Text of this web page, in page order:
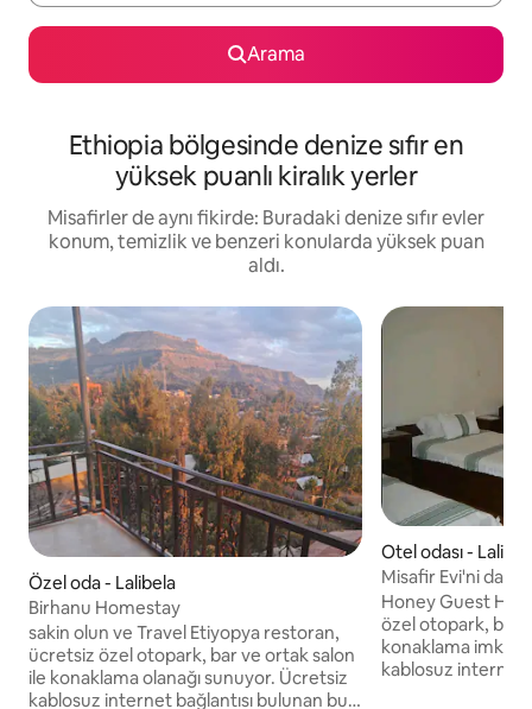
Arama
Ethiopia bölgesinde denize sıfır en
yüksek puanlı kiralık yerler
Misafirler de aynı fikirde: Buradaki denize sıfır evler
konum, temizlik ve benzeri konularda yüksek puan
aldı.
Özel oda - Lalibela
Birhanu Homestay
sakin olun ve Travel Etiyopya restoran,
ücretsiz özel otopark, bar ve ortak salon
ile konaklama olanağı sunuyor. Ücretsiz
kablosuz internet bağlantısı bulunan bu 3
Otel odası -
Misafir Evi'ni daire
Honey Guest
özel otopark, bar
konaklama imkanı
kablosuz internet